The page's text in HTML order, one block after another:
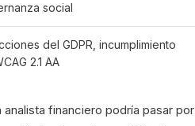
social
del GDPR, incumplimiento
2.1 AA
financiero podría pasar por